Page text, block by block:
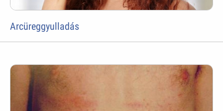
Arcüreggyulladás